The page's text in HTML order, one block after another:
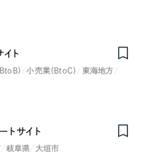
ト
） 小売業（BtoC）
東海地方
トサイト
岐阜県 大垣市